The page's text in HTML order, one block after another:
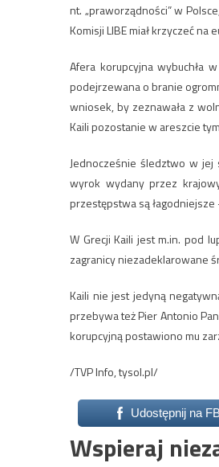
nt. „praworządności” w
Komisji LIBE miał krzyczeć na
Afera korupcyjna wybuchła
podejrzewana o branie
wniosek, by zeznawała z
Kaili pozostanie w areszcie
Jednocześnie śledztwo w
wyrok wydany przez
przestępstwa są
W Grecji Kaili jest m.in. pod
zagranicy niezadeklarowane
Kaili nie jest jedyną
przebywa też Pier Antonio
korupcyjną postawiono mu
/TVP Info, tysol.pl/
Udostępnij na
Wspieraj